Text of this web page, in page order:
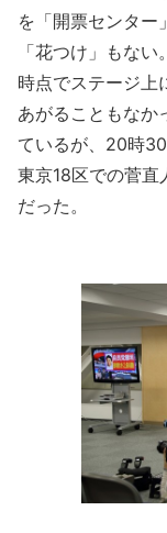
を「開票センター
「花つけ」もな
時点でステージ上
あがることもなか
ているが、20時
東京18区での菅直
だった。